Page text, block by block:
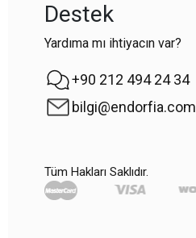
Destek
Yardıma mı ihtiyacın var?
+90 212 494 24 34
bilgi@endorfia.com
Tüm Hakları Saklıdır.